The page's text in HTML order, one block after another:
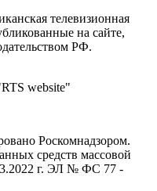
телевизионная
на сайте,
РФ.
website"
Роскомнадзором.
средств массовой
г. ЭЛ № ФС 77 -